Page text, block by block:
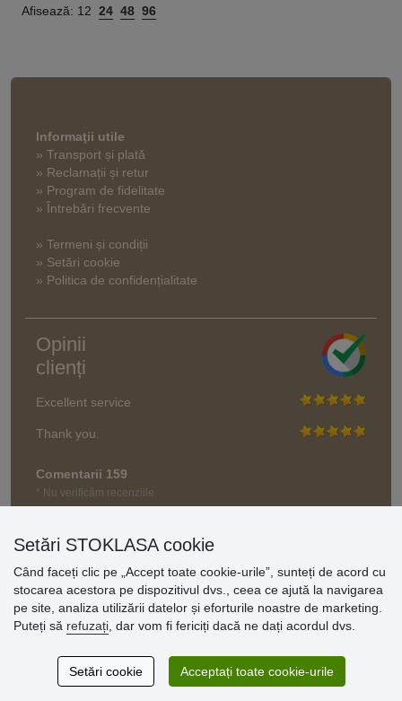
Afisează: 12 24 48 96
Informaţii utile
» Transport și plată
» Reclamații și retur
» Program de fidelitate
» Întrebări frecvente
» Termeni și condiții
» Setări cookie
» Politica de confidențialitate
Opinii
clienți
Excellent service
Thank you.
Comentarii 159
* Nu verificăm recenziile
© Stoklasa textilní galanterie s.r.o. 2026.
Setări STOKLASA cookie
Când faceți clic pe „Accept toate cookie-urile”, sunteți de acord cu
stocarea acestora pe dispozitivul dvs., ceea ce ajută la navigarea
pe site, analiza utilizării datelor și eforturile noastre de marketing.
Puteți să refuzați , dar vom fi fericiți dacă ne dați acordul dvs.
Setări cookie Acceptați toate cookie-urile